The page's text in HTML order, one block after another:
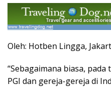
Oleh: Hotben Lingga,
“Sebagaimana biasa,
PGI dan gereja-gereja di